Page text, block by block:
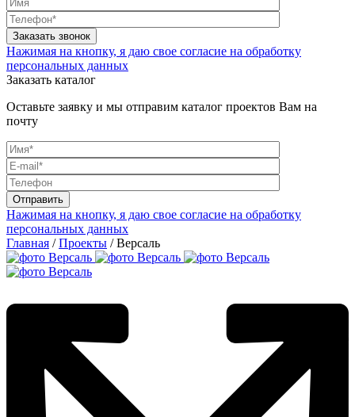
Нажимая на кнопку, я даю свое согласие на обработку
персональных данных
Заказать каталог
Оставьте заявку и мы отправим каталог проектов Вам на
почту
Нажимая на кнопку, я даю свое согласие на обработку
персональных данных
Главная / Проекты /Версаль